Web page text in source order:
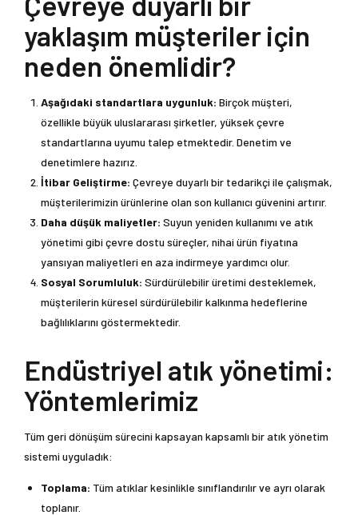
yaklaşım müşteriler için
neden önemlidir?
Aşağıdaki standartlara uygunluk: Birçok müşteri,
özellikle büyük uluslararası şirketler, yüksek çevre
standartlarına uyumu talep etmektedir. Denetim ve
denetimlere hazırız.
İtibar Geliştirme: Çevreye duyarlı bir tedarikçi ile çalışmak,
müşterilerimizin ürünlerine olan son kullanıcı güvenini artırır.
Daha düşük maliyetler: Suyun yeniden kullanımı ve atık
yönetimi gibi çevre dostu süreçler, nihai ürün fiyatına
yansıyan maliyetleri en aza indirmeye yardımcı olur.
Sosyal Sorumluluk: Sürdürülebilir üretimi desteklemek,
müşterilerin küresel sürdürülebilir kalkınma hedeflerine
bağlılıklarını göstermektedir.
Endüstriyel atık yönetimi:
Yöntemlerimiz
Tüm geri dönüşüm sürecini kapsayan kapsamlı bir atık yönetim
sistemi uyguladık:
Toplama: Tüm atıklar kesinlikle sınıflandırılır ve ayrı olarak
toplanır.